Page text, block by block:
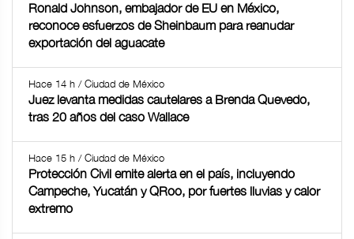
Ronald Johnson, embajador de EU en México,
reconoce esfuerzos de Sheinbaum para reanudar
exportación del aguacate
Hace 14 h / Ciudad de México
Juez levanta medidas cautelares a Brenda Quevedo,
tras 20 años del caso Wallace
Hace 15 h / Ciudad de México
Protección Civil emite alerta en el país, incluyendo
Campeche, Yucatán y QRoo, por fuertes lluvias y calor
extremo